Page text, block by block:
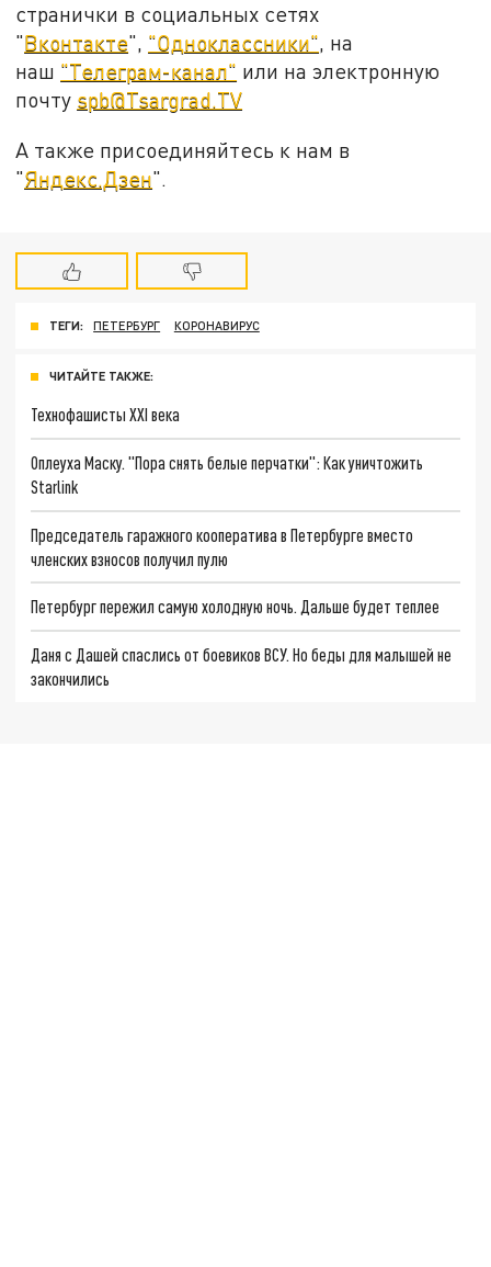
странички в социальных сетях
"Вконтакте", "Одноклассники", на
наш "Телеграм-канал" или на электронную
почту spb@Tsargrad.TV
А также присоединяйтесь к нам в
"Яндекс.Дзен".
ТЕГИ: ПЕТЕРБУРГ КОРОНАВИРУС
ЧИТАЙТЕ ТАКЖЕ:
Технофашисты XXI века
Оплеуха Маску. "Пора снять белые перчатки": Как уничтожить
Starlink
Председатель гаражного кооператива в Петербурге вместо
членских взносов получил пулю
Петербург пережил самую холодную ночь. Дальше будет теплее
Даня с Дашей спаслись от боевиков ВСУ. Но беды для малышей не
закончились